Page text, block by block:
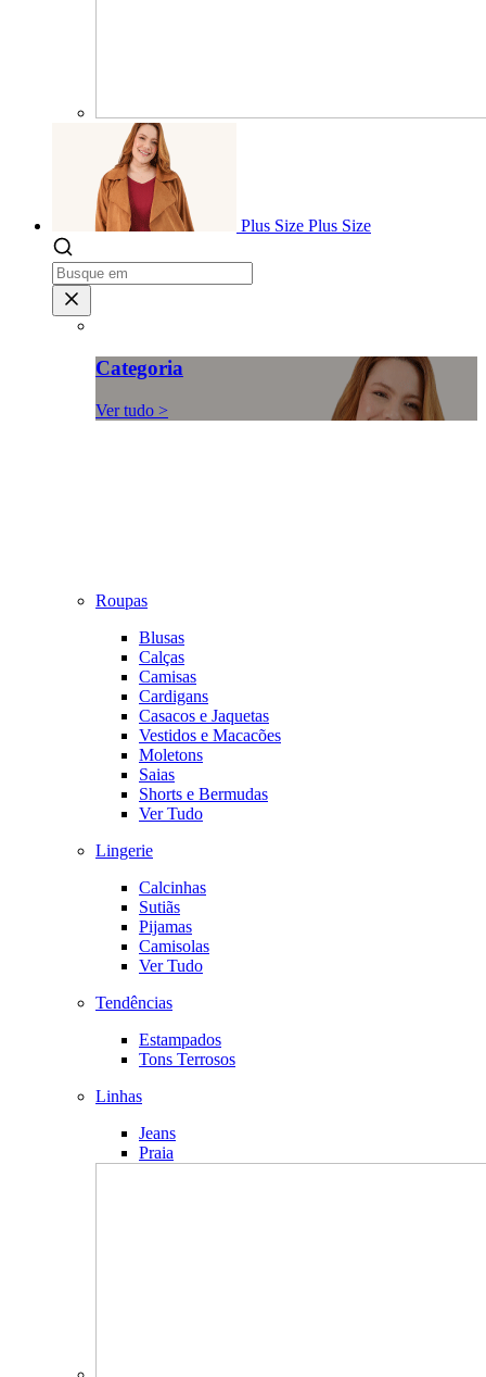
Plus Size Plus Size
Categoria
Ver tudo >
Roupas
Blusas
Calças
Camisas
Cardigans
Casacos e Jaquetas
Vestidos e Macacões
Moletons
Saias
Shorts e Bermudas
Ver Tudo
Lingerie
Calcinhas
Sutiãs
Pijamas
Camisolas
Ver Tudo
Tendências
Estampados
Tons Terrosos
Linhas
Jeans
Praia